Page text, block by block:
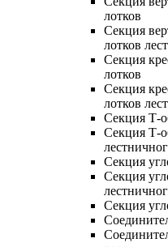
лотков
Секция
лотков
Секция
лотков
Секция
лотков
Секция Т-
Секция Т-
Секция
Секция
Секция